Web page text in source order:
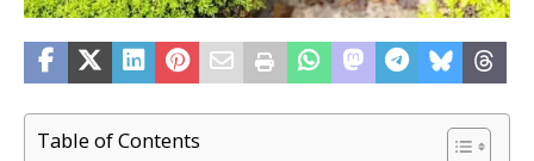
Table of Contents